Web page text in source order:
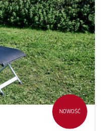
NOWOŚĆ